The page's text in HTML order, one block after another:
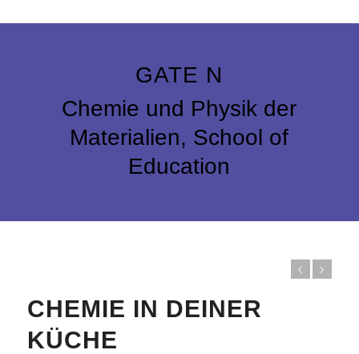
GATE N
Chemie und Physik der
Materialien, School of
Education
CHEMIE IN DEINER
KÜCHE